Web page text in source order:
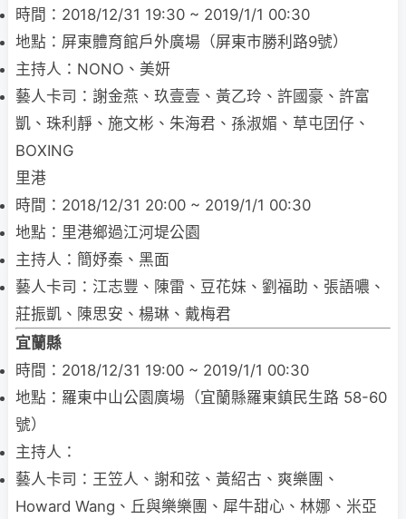
時間：2018/12/31 19:30 ~ 2019/1/1 00:30
地點：屏東體育館戶外廣場（屏東市勝利路9號）
主持人：NONO、美妍
藝人卡司：謝金燕、玖壹壹、黃乙玲、許國豪、許富
凱、珠利靜、施文彬、朱海君、孫淑媚、草屯囝仔、
BOXING
里港
時間：2018/12/31 20:00 ~ 2019/1/1 00:30
地點：里港鄉過江河堤公園
主持人：簡妤秦、黑面
藝人卡司：江志豐、陳雷、豆花妹、劉福助、張語噥、
莊振凱、陳思安、楊琳、戴梅君
宜蘭縣
時間：2018/12/31 19:00 ~ 2019/1/1 00:30
地點：羅東中山公園廣場（宜蘭縣羅東鎮民生路 58-60
號）
主持人：
藝人卡司：王笠人、謝和弦、黃紹古、爽樂團、
Howard Wang、丘與樂樂團、犀牛甜心、林娜、米亞